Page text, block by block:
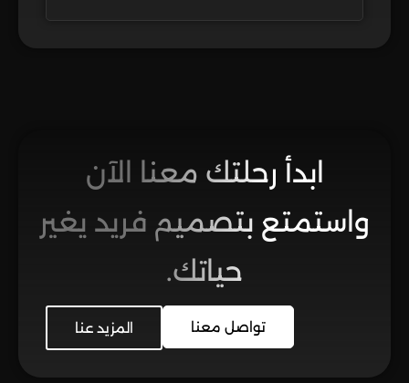
ابدأ رحلتك معنا الآن
واستمتع بتصميم فريد يغير
حياتك.
المزيد عنا تواصل معنا